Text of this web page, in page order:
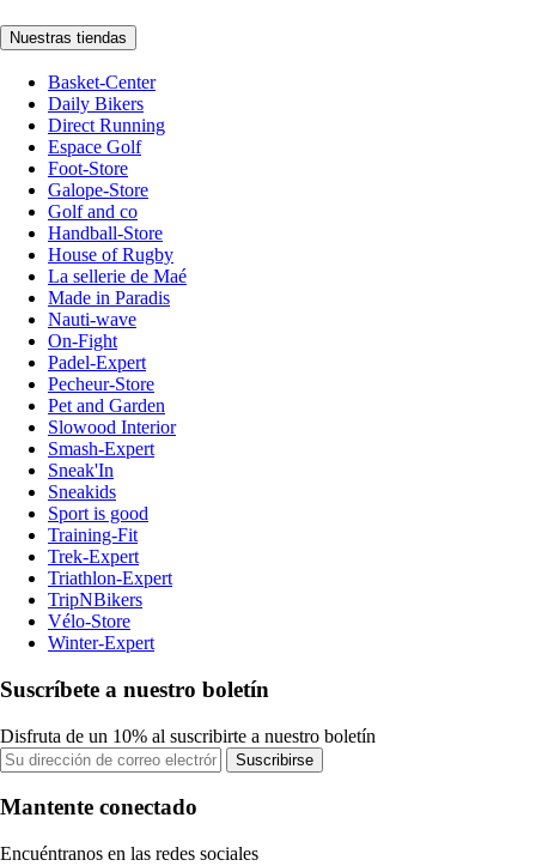
Nuestras tiendas
Basket-Center
Daily Bikers
Direct Running
Espace Golf
Foot-Store
Galope-Store
Golf and co
Handball-Store
House of Rugby
La sellerie de Maé
Made in Paradis
Nauti-wave
On-Fight
Padel-Expert
Pecheur-Store
Pet and Garden
Slowood Interior
Smash-Expert
Sneak'In
Sneakids
Sport is good
Training-Fit
Trek-Expert
Triathlon-Expert
TripNBikers
Vélo-Store
Winter-Expert
Suscríbete a nuestro boletín
Disfruta de un 10% al suscribirte a nuestro boletín
Suscribirse
Mantente conectado
Encuéntranos en las redes sociales